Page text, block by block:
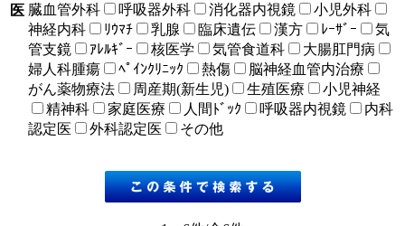
医 臓血管外科
呼吸器外科 消化器内視鏡
小児外科
神経内科
ﾘｳﾏﾁ 乳腺 臨床遺伝 漢方 ﾚｰｻﾞｰ
気
管支鏡
ｱﾚﾙｷﾞｰ 核医学 気管食道科
大腸肛門病
婦人科腫瘍
ﾍﾟｲﾝｸﾘﾆｯｸ 熱傷
脳神経血管内治療
がん薬物療法
周産期(新生児) 生殖医療
小児神経
精神科
家庭医療 人間ﾄﾞｯｸ 呼吸器内視鏡
内科
認定医
外科認定医 その他